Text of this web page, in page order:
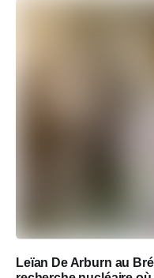
Leïan De Arburn au